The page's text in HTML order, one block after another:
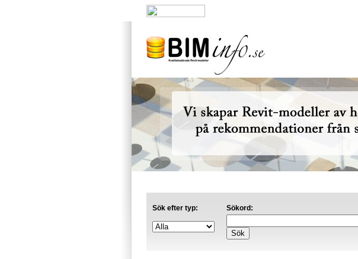
Sök efter typ: Sökord: